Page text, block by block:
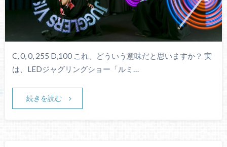
C, 0, 0, 255 D,100 これ、どういう意味だと思いますか？ 実
は、LEDジャグリングショー「ルミ…
続きを読む